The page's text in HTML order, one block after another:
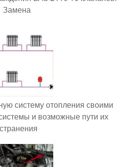
Замена
систему отопления своими
и возможные пути их